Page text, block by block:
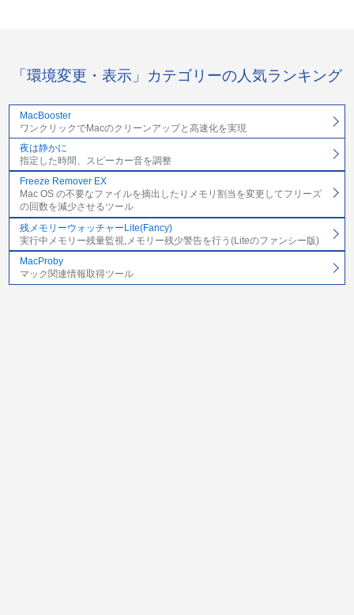
「環境変更・表示」カテゴリーの人気ランキング
MacBooster
ワンクリックでMacのクリーンアップと高速化を実現
夜は静かに
指定した時間、スピーカー音を調整
Freeze Remover EX
Mac OS の不要なファイルを摘出したりメモリ割当を変更してフリーズ
の回数を減少させるツール
残メモリーウォッチャーLite(Fancy)
実行中メモリー残量監視,メモリー残少警告を行う(Liteのファンシー版)
MacProby
マック関連情報取得ツール